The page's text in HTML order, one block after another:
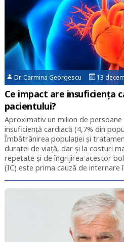
Dr. Carmina Georgescu 13
Ce impact are insuficiența
pacientului?
Aproximativ un milion de
insuficiență cardiacă (4,7% din
Îmbătrânirea populației și
duratei de viață, dar și la costuri
repetate și de îngrijirea acestor
(IC) este prima cauză de internare